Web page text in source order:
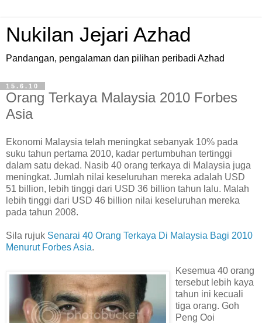
Nukilan Jejari Azhad
Pandangan, pengalaman dan pilihan peribadi Azhad
15.6.10
Orang Terkaya Malaysia 2010 Forbes
Asia
Ekonomi Malaysia telah meningkat sebanyak 10% pada
suku tahun pertama 2010, kadar pertumbuhan tertinggi
dalam satu dekad. Nasib 40 orang terkaya di Malaysia juga
meningkat. Jumlah nilai keseluruhan mereka adalah USD
51 billion, lebih tinggi dari USD 36 billion tahun lalu. Malah
lebih tinggi dari USD 46 billion nilai keseluruhan mereka
pada tahun 2008.
Sila rujuk Senarai 40 Orang Terkaya Di Malaysia Bagi 2010
Menurut Forbes Asia.
Kesemua 40 orang
tersebut lebih kaya
tahun ini kecuali
tiga orang. Goh
Peng Ooi